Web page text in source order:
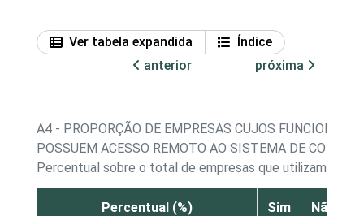
Ver tabela expandida
Índice
anterior
próxima
A4 - PROPORÇÃO DE EMPRESAS CUJOS
POSSUEM ACESSO REMOTO AO SISTEMA DE
Percentual sobre o total de empresas que utilizam
Percentual (%) Sim Não